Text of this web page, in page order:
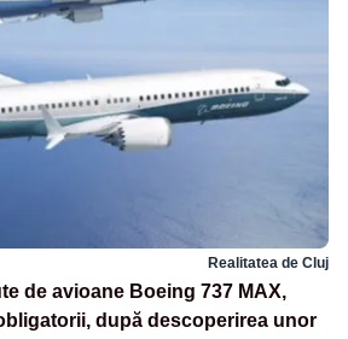
Realitatea de Cluj
de avioane Boeing 737 MAX,
după descoperirea unor